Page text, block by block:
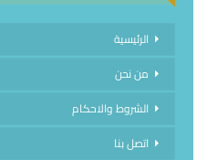
الرئيسية
من نحن
الشروط والاحكام
اتصل بنا